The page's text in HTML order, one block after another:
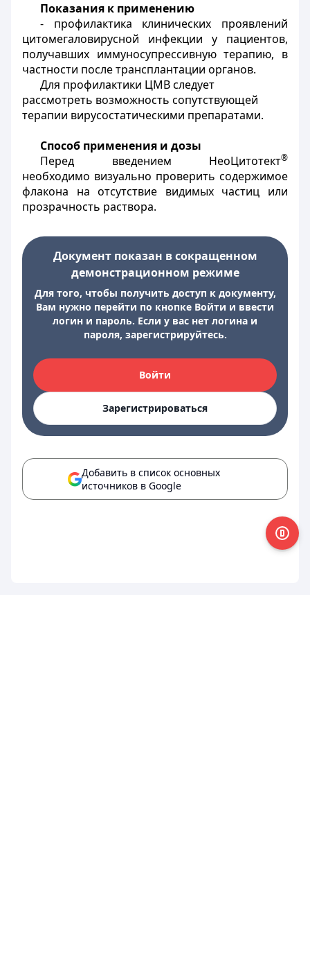
Показания к применению
- профилактика клинических проявлений
цитомегаловирусной инфекции у пациентов,
получавших иммуносупрессивную терапию, в
частности после трансплантации органов.
Для профилактики ЦМВ следует
рассмотреть возможность сопутствующей
терапии вирусостатическими препаратами.
Способ применения и дозы
Перед введением НеоЦитотект®
необходимо визуально проверить содержимое
флакона на отсутствие видимых частиц или
прозрачность раствора.
Документ показан в сокращенном
демонстрационном режиме
Для того, чтобы получить доступ к документу,
Вам нужно перейти по кнопке Войти и ввести
логин и пароль. Если у вас нет логина и
пароля, зарегистрируйтесь.
Войти
Зарегистрироваться
Добавить в список основных
источников в Google